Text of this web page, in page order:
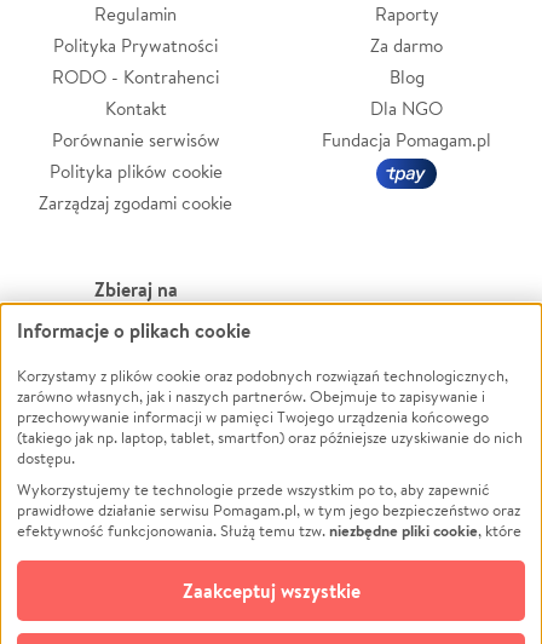
Regulamin
Polityka Prywatności
RODO - Kontrahenci
Kontakt
Porównanie serwisów
Polityka plików cookie
Zarządzaj zgodami cookie
Raporty
Za darmo
Blog
Dla NGO
Fundacja Pomagam.pl
Zbieraj na
Leczenie
Zwierzęta
Pożar
Ukraina
Pomoc Finansowa
Projekty
Pogrzeb
Społeczność lokalna
Kultura
Powódź
Wichura
NGO
Edukacja
Podróż
Impreza
Ochrona środowiska
Biznes
Informacje o plikach cookie
Korzystamy z plików cookie oraz podobnych rozwiązań technologicznych,
zarówno własnych, jak i naszych partnerów. Obejmuje to zapisywanie i
przechowywanie informacji w pamięci Twojego urządzenia końcowego
(takiego jak np. laptop, tablet, smartfon) oraz późniejsze uzyskiwanie do nich
dostępu.
Wykorzystujemy te technologie przede wszystkim po to, aby zapewnić
prawidłowe działanie serwisu Pomagam.pl, w tym jego bezpieczeństwo oraz
efektywność funkcjonowania. Służą temu tzw.niezbędne pliki cookie, które
opcjonalnych plików cookie
technologii do celów analitycznych i retargetingowych. Możesz wyrazić
zgodę na ich stosowanie lub jej odmówić. W dowolnym momencie masz
Zaakceptuj wszystkie